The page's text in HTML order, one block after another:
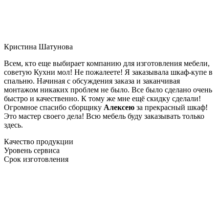
Кристина Шатунова
Всем, кто еще выбирает компанию для изготовления мебели,
советую Кухни мол! Не пожалеете! Я заказывала шкаф-купе в
спальню. Начиная с обсуждения заказа и заканчивая
монтажом никаких проблем не было. Все было сделано очень
быстро и качественно. К тому же мне ещё скидку сделали!
Огромное спасибо сборщику Алексею за прекрасный шкаф!
Это мастер своего дела! Всю мебель буду заказывать только
здесь.
Качество продукции
Уровень сервиса
Срок изготовления